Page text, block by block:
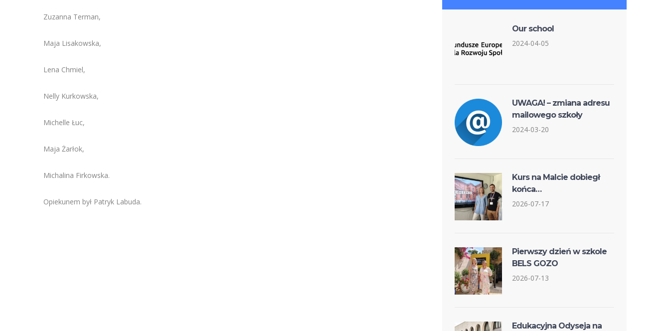
Zuzanna Terman,
Maja Lisakowska,
Lena Chmiel,
Nelly Kurkowska,
Michelle Łuc,
Maja Żarłok,
Michalina Firkowska.
Opiekunem był Patryk Labuda.
Our school
2024-04-05
UWAGA! – zmiana adresu
mailowego szkoły
2024-03-20
Kurs na Malcie dobiegł
końca…
2026-07-17
Pierwszy dzień w szkole
BELS GOZO
2026-07-13
Edukacyjna Odyseja na